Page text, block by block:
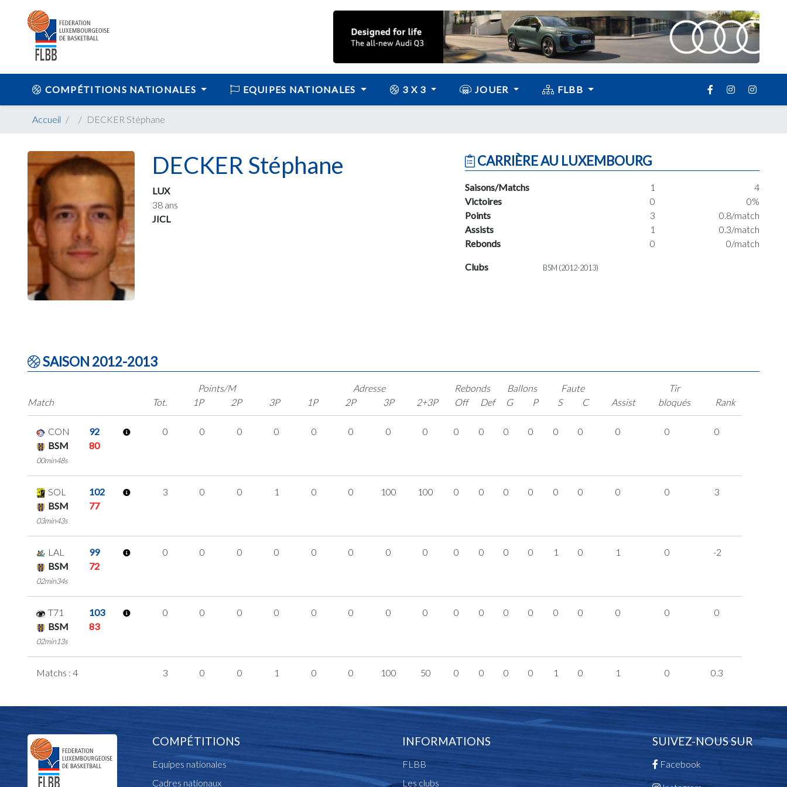
COMPÉTITIONS NATIONALES EQUIPES NATIONALES 3 X 3 JOUER FLBB
Accueil DECKER Stéphane
DECKER Stéphane
LUX
38 ans
JICL
CARRIÈRE AU LUXEMBOURG
Saisons/Matchs 1
4
Victoires
0
0%
Points
3
0.8/match
Assists
1
0.3/match
Rebonds
0 0/match
Clubs BSM (2012-2013)
SAISON 2012-2013
Match
Points/M
Tot.
1P 2P 3P
Adresse
1P
2P 3P 2+3P
Rebonds
Off
Def
Ballons
G
P
Faute
S
C Assist
Tir
bloqués
Rank
CON
92
BSM
80
00min48s
0 0 0 0 0 0 0 0 0 0 0 0 0 0 0 0 0
SOL
102
BSM
77
03min43s
3 0 0 1 0 0 100 100 0 0 0 0 0 0 0 0 3
LAL
99
BSM
72
02min34s
0 0 0 0 0 0 0 0 0 0 0 0 1 0 1 0 -2
T71
103
BSM
83
02min13s
0 0 0 0 0 0 0 0 0 0 0 0 0 0 0 0 0
Matchs : 4 3 0 0 1 0 0 100 50 0 0 0 0 1 0 1 0 0.3
COMPÉTITIONS
Equipes nationales
Cadres nationaux
INFORMATIONS
FLBB
Les clubs
SUIVEZ-NOUS SUR
Facebook